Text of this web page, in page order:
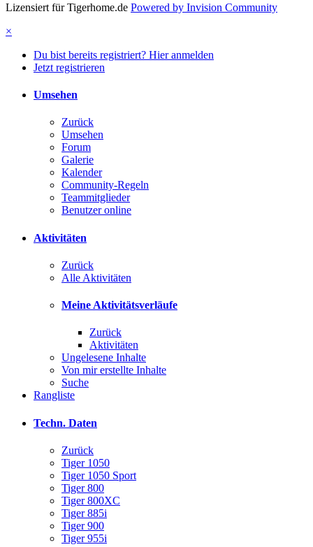
Lizensiert für Tigerhome.de Powered by Invision Community
×
Du bist bereits registriert? Hier anmelden
Jetzt registrieren
Umsehen
Zurück
Umsehen
Forum
Galerie
Kalender
Community-Regeln
Teammitglieder
Benutzer online
Aktivitäten
Zurück
Alle Aktivitäten
Meine Aktivitätsverläufe
Zurück
Aktivitäten
Ungelesene Inhalte
Von mir erstellte Inhalte
Suche
Rangliste
Techn. Daten
Zurück
Tiger 1050
Tiger 1050 Sport
Tiger 800
Tiger 800XC
Tiger 885i
Tiger 900
Tiger 955i